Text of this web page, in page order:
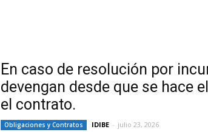
En caso de resolución por
devengan desde que se hace
el contrato.
Obligaciones y Contratos IDIBE - julio 23, 2026